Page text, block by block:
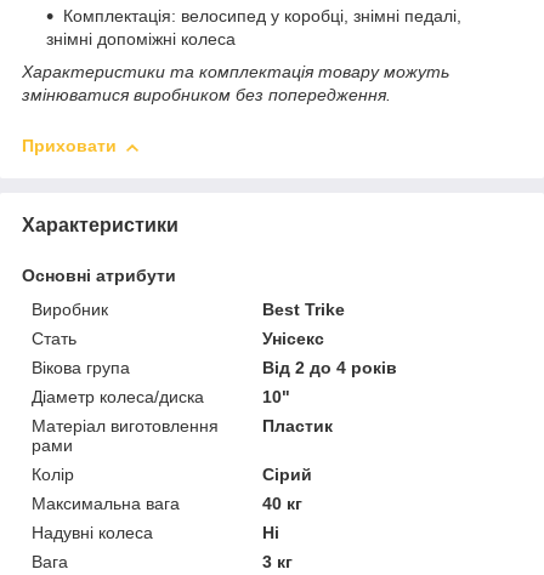
Комплектація: велосипед у коробці, знімні педалі,
знімні допоміжні колеса
Характеристики та комплектація товару можуть
змінюватися виробником без попередження.
Приховати
Характеристики
Основні атрибути
Виробник
Best Trike
Стать
Унісекс
Вікова група
Від 2 до 4 років
Діаметр колеса/диска
10"
Матеріал виготовлення
рами
Пластик
Колір
Сірий
Максимальна вага
40 кг
Надувні колеса
Ні
Вага
3 кг